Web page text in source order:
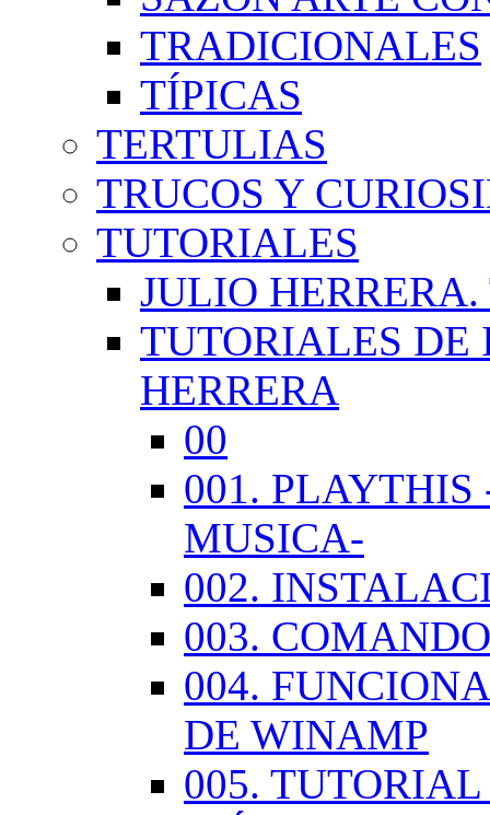
TRADICIONALES
TÍPICAS
TERTULIAS
TRUCOS Y
TUTORIALES
JULIO
TUTORIALES DE
HERRERA
00
001. PLAYTHIS
MUSICA-
002.
003.
004.
DE WINAMP
005.